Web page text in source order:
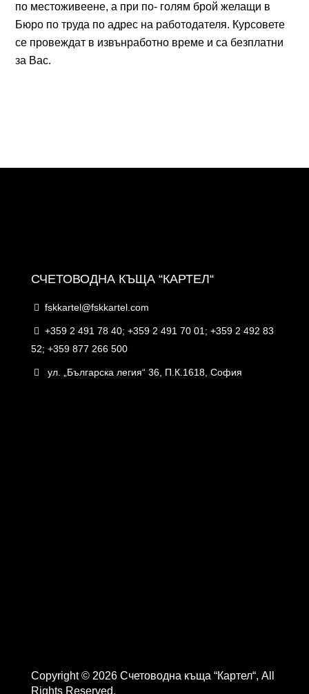
по местоживеене, а при по- голям брой желащи в
Бюро по труда по адрес на работодателя. Курсовете
се провеждат в извънработно време и са безплатни
за Вас.
СЧЕТОВОДНА КЪЩА “КАРТЕЛ“
fskkartel@fskkartel.com
+359 2 491 78 40; +359 2 491 70 01; +359 2 492 83
52; +359 877 266 500
ул. „Българска легия“ 36, П.К.1618, София
Copyright © 2026 Счетоводна къща “Картел“, All
Rights Reserved.